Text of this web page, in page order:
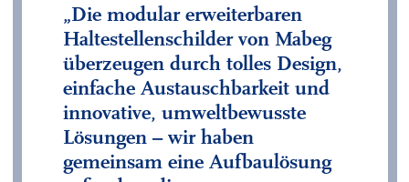
„Die modular erweiterbaren
Haltestellenschilder von Mabeg
überzeugen durch tolles Design,
einfache Austauschbarkeit und
innovative, umweltbewusste
Lösungen – wir haben
gemeinsam eine Aufbaulösung